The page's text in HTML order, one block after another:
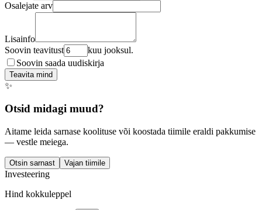
Osalejate arv
Lisainfo
Soovin teavitust
kuu jooksul.
Soovin saada uudiskirja
Teavita mind
✨
Otsid midagi muud?
Aitame leida sarnase koolituse või koostada tiimile eraldi pakkumise
— vestle meiega.
Otsin sarnast Vajan tiimile
Investeering
Hind kokkuleppel